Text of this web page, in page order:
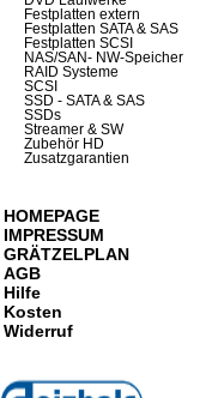
Festplatten extern
Festplatten SATA & SAS
Festplatten SCSI
NAS/SAN- NW-Speicher
RAID Systeme
SCSI
SSD - SATA & SAS
SSDs
Streamer & SW
Zubehör HD
Zusatzgarantien
HOMEPAGE
IMPRESSUM
GRÄTZELPLAN
AGB
Hilfe
Kosten
Widerruf